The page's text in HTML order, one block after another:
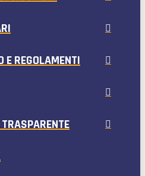
E REGOLAMENTI